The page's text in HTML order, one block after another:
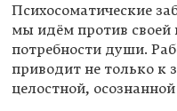
Психосоматические
мы идём против
потребности души.
приводит не только к
целостной,